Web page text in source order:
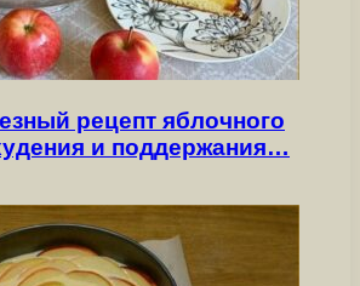
рецепт яблочного
и поддержания…